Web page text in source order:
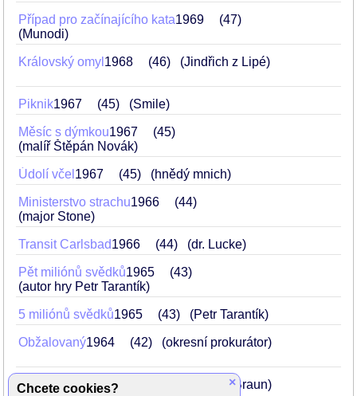
Případ pro začínajícího kata1969
47
(Munodi)
Královský omyl 1968 46 (Jindřich z Lipé)
Piknik1967 45 (Smile)
Měsíc s dýmkou1967
45
(malíř Štěpán Novák)
Údolí včel 1967 45 (hnědý mnich)
Ministerstvo strachu1966
44
(major Stone)
Transit Carlsbad1966 44 (dr. Lucke)
Pět miliónů svědků1965
43
(autor hry Petr Tarantík)
5 miliónů svědků1965 43 (Petr Tarantík)
Obžalovaný1964 42 (okresní prokurátor)
...a pátý jezdec je strach (Braun)
×
Chcete cookies?